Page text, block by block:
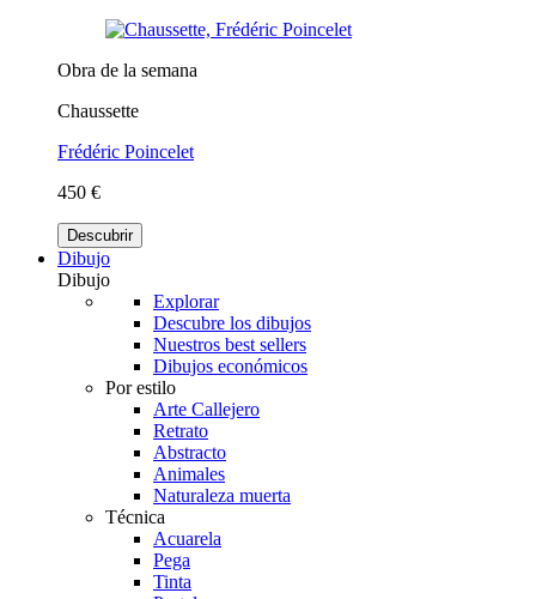
Obra de la semana
Chaussette
Frédéric Poincelet
450 €
Descubrir
Dibujo
Dibujo
Explorar
Descubre los dibujos
Nuestros best sellers
Dibujos económicos
Por estilo
Arte Callejero
Retrato
Abstracto
Animales
Naturaleza muerta
Técnica
Acuarela
Pega
Tinta